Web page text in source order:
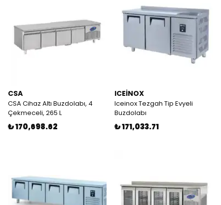
CSA
CSA Cihaz Altı Buzdolabı, 4
Çekmeceli, 265 L
₺ 170,698.62
ICEİNOX
Iceinox Tezgah Tip Evyeli
Buzdolabı
₺ 171,033.71